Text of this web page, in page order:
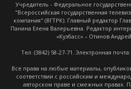
Учредитель - Федеральное
"Всероссийская государственная
компания" (ВГТРК). Главный редактор
Панина Елена Валерьевна. Редактор
«Кузбасс» – Отинов
Тел. (3842) 58-27-71. Электронная
Все права на любые материалы,
соответствии с российским и
авторском праве и смежных правах.